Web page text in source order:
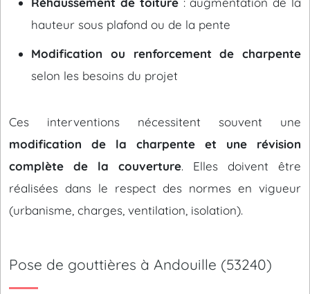
hauteur sous plafond ou de la pente
Modification ou renforcement de charpente
selon les besoins du projet
Ces interventions nécessitent souvent une
modification de la charpente et une révision
complète de la couverture. Elles doivent être
réalisées dans le respect des normes en vigueur
(urbanisme, charges, ventilation, isolation).
Pose de gouttières à Andouille (53240)